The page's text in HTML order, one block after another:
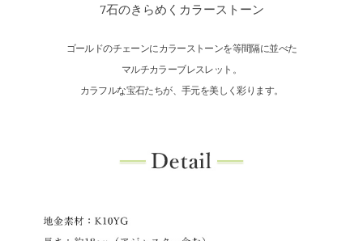
7石のきらめくカラーストーン
ゴールドのチェーンにカラーストーンを等間隔に並べた
マルチカラーブレスレット。
カラフルな宝石たちが、手元を美しく彩ります。